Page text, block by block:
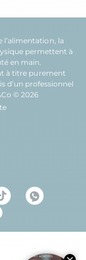
l’alimentation , la
permettent à
en main.
à titre purement
d’un professionnel
© 2026